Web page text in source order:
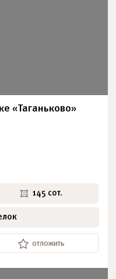
«Таганьково»
145 сот.
отложить